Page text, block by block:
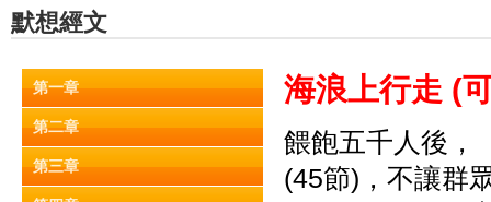
默想經文
第一章
第二章
第三章
海浪上行走 (
餵飽五千人後，
(45節)，不讓群